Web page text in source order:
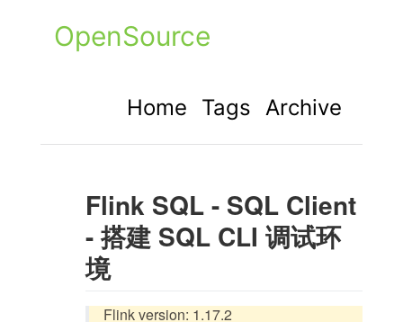
OpenSource
Home Tags Archive
Flink SQL - SQL Client
- 搭建 SQL CLI 调试环
境
Flink version: 1.17.2